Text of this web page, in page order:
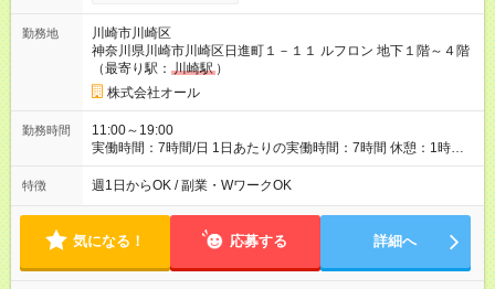
勤務地
川崎市川崎区
神奈川県川崎市川崎区日進町１－１１ ルフロン 地下１階～４階
（最寄り駅： 川崎駅 ）
株式会社オール
勤務時間
11:00～19:00
実働時間：7時間/日 1日あたりの実働時間：7時間 休憩：1時間
勤務開始予定：3月1日～ ※要相談
特徴 週1日からOK / 副業・WワークOK
気になる！ 応募する 詳細へ